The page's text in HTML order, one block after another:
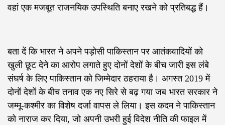
वहां एक मजबूत राजनयिक उपस्थिति बनाए रखने को प्रतिबद्ध हैं।
बता दें कि भारत ने अपने पड़ोसी पाकिस्तान पर आतंकवादियों को
खुली छूट देने का आरोप लगाते हुए दोनों देशों के बीच जारी इस लंबे
संघर्ष के लिए पाकिस्तान को जिम्मेदार ठहराया है। अगस्त 2019 में
दोनों देशों के बीच तनाव एक नए सिरे से बढ़ गया जब भारत सरकार ने
जम्मू-कश्मीर का विशेष दर्जा वापस ले लिया। इस कदम ने पाकिस्तान
को नाराज कर दिया, जो अपनी उभरी हुई विदेश नीति की फाइल में